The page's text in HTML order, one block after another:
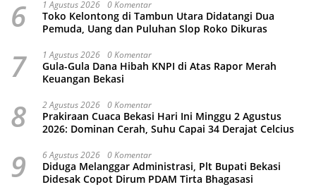
6 1 Agustus 2026 0 Komentar
Toko Kelontong di Tambun Utara Didatangi Dua
Pemuda, Uang dan Puluhan Slop Roko Dikuras
7 1 Agustus 2026 0 Komentar
Gula-Gula Dana Hibah KNPI di Atas Rapor Merah
Keuangan Bekasi
8 2 Agustus 2026 0 Komentar
Prakiraan Cuaca Bekasi Hari Ini Minggu 2 Agustus
2026: Dominan Cerah, Suhu Capai 34 Derajat Celcius
9 6 Agustus 2026 0 Komentar
Diduga Melanggar Administrasi, Plt Bupati Bekasi
Didesak Copot Dirum PDAM Tirta Bhagasasi